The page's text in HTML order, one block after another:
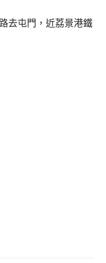
去屯門，近荔景港鐵